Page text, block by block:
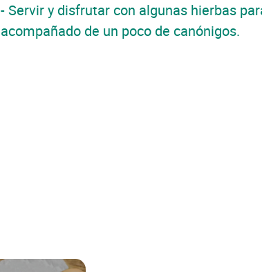
- Servir y disfrutar con algunas hierbas
acompañado de un poco de canónigos.